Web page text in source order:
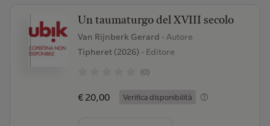
Un taumaturgo del XVIII secolo
Van Rijnberk Gerard - Autore
Tipheret (2026)- Editore
(0)
€ 20,00 Verifica disponibilità